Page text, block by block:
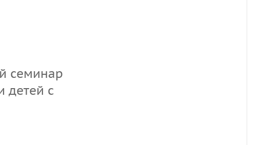
семинар
детей с